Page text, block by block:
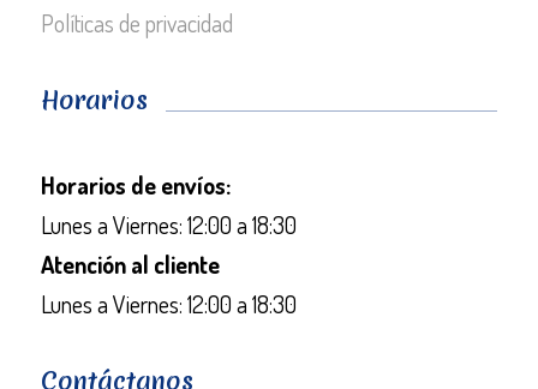
Políticas de privacidad
Horarios
Horarios de envíos:
Lunes a Viernes: 12:00 a 18:30
Atención al cliente
Lunes a Viernes: 12:00 a 18:30
Contáctanos